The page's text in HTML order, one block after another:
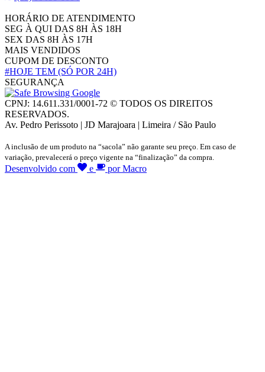
HORÁRIO DE ATENDIMENTO
SEG À QUI DAS 8H ÀS 18H
SEX DAS 8H ÀS 17H
MAIS VENDIDOS
CUPOM DE DESCONTO
#HOJE TEM (SÓ POR 24H)
SEGURANÇA
CPNJ: 14.611.331/0001-72 © TODOS OS DIREITOS
RESERVADOS.
Av. Pedro Perissoto | JD Marajoara | Limeira / São Paulo
A inclusão de um produto na “sacola” não garante seu preço. Em caso de
variação, prevalecerá o preço vigente na “finalização” da compra.
Desenvolvido com e por Macro